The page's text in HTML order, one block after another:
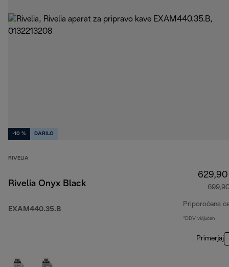
-10 % DARILO
RIVELIA
Rivelia Onyx Black
EXAM440.35.B
Priporočena
*DDV vključen
Primerjaj